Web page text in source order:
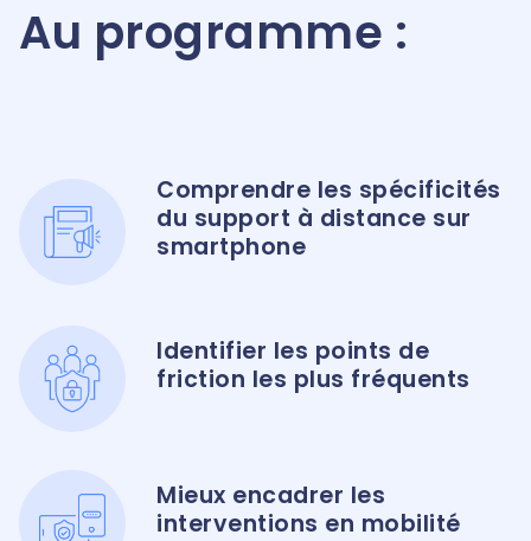
Au programme :
Comprendre les spécificités
du support à distance sur
smartphone
Identifier les points de
friction les plus fréquents
Mieux encadrer les
interventions en mobilité